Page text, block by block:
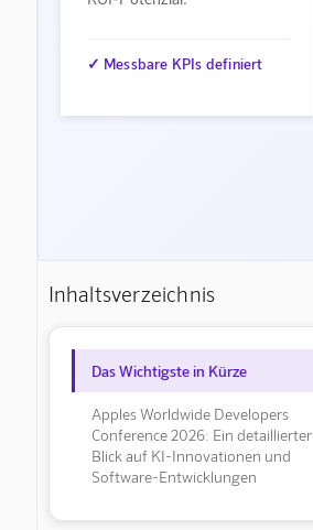
✓ Messbare KPIs definiert
Inhaltsverzeichnis
Das Wichtigste in Kürze
Apples Worldwide Developers
Conference 2026: Ein detaillierter
Blick auf KI-Innovationen und
Software-Entwicklungen